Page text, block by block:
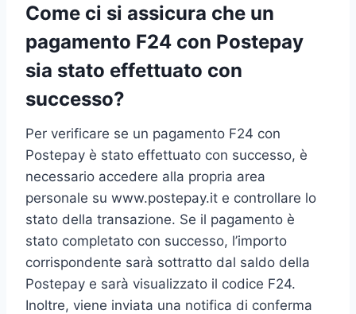
Come ci si assicura che un
pagamento F24 con Postepay
sia stato effettuato con
successo?
Per verificare se un pagamento F24 con
Postepay è stato effettuato con successo, è
necessario accedere alla propria area
personale su www.postepay.it e controllare lo
stato della transazione. Se il pagamento è
stato completato con successo, l’importo
corrispondente sarà sottratto dal saldo della
Postepay e sarà visualizzato il codice F24.
Inoltre, viene inviata una notifica di conferma